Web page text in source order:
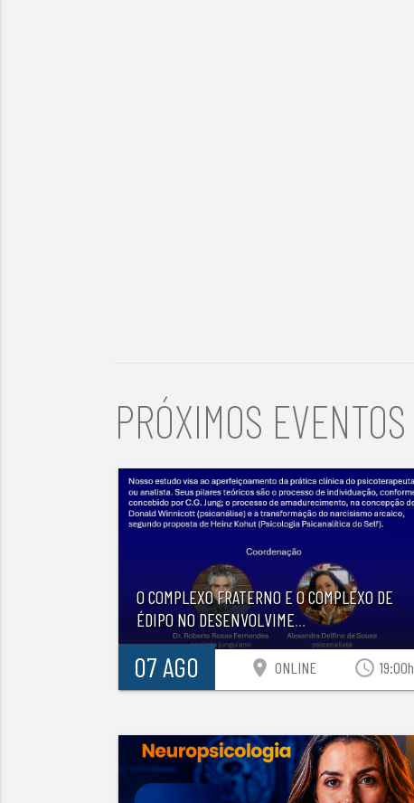
PRÓXIMOS EVENTOS
O COMPLEXO FRATERNO E O COMPLEXO DE
ÉDIPO NO DESENVOLVIME...
07 AGO location_on ONLINE access_time 19:00h